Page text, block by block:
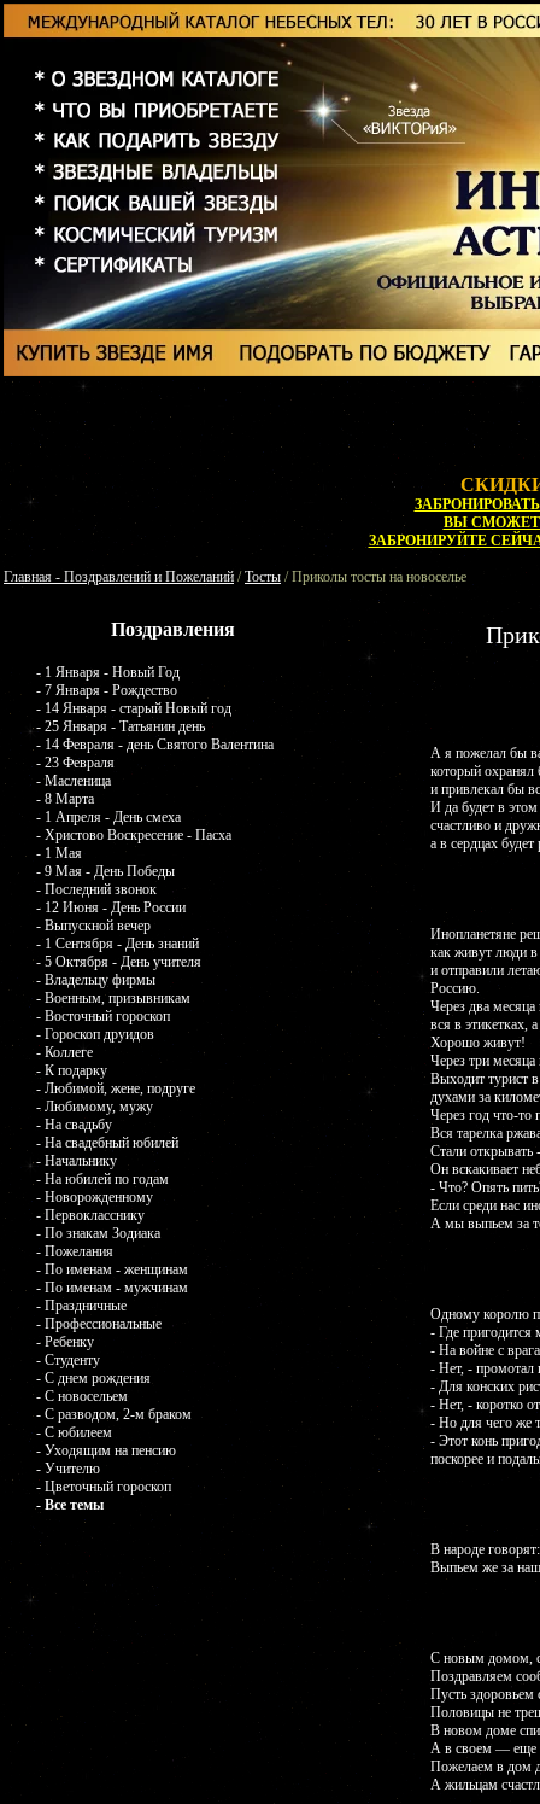
ВЫ
ЗАБРОНИРУЙТЕ
Главная - Поздравлений и Пожеланий /Тосты / Приколы тосты на новоселье
Поздравления
- 1 Января - Новый Год
- 7 Января - Рождество
- 14 Января - старый Новый год
- 25 Января - Татьянин день
- 14 Февраля - день Святого Валентина
- 23 Февраля
- Масленица
- 8 Марта
- 1 Апреля - День смеха
- Христово Воскресение - Пасха
- 1 Мая
- 9 Мая - День Победы
- Последний звонок
- 12 Июня - День России
- Выпускной вечер
- 1 Сентября - День знаний
- 5 Октября - День учителя
- Владельцу фирмы
- Военным, призывникам
- Восточный гороскоп
- Гороскоп друидов
- Коллеге
- К подарку
- Любимой, жене, подруге
- Любимому, мужу
- На свадьбу
- На свадебный юбилей
- Начальнику
- На юбилей по годам
- Новорожденному
- Первокласснику
- По знакам Зодиака
- Пожелания
- По именам - женщинам
- По именам - мужчинам
- Праздничные
- Профессиональные
- Ребенку
- Студенту
- С днем рождения
- С новосельем
- С разводом, 2-м браком
- С юбилеем
- Уходящим на пенсию
- Учителю
- Цветочный гороскоп
- Все темы
А я пожелал бы
который охранял
и привлекал бы
И да будет в
счастливо и
а в сердцах будет
Инопланетяне
как живут люди в
и отправили
Россию.
Через два
вся в этикетках,
Хорошо живут!
Через три месяца
Выходит турист
духами за
Через год что-то
Вся тарелка
Стали открывать
Он вскакивает
- Что? Опять
Если среди нас
А мы выпьем за
Одному королю
- Где пригодится
- На войне с
- Нет, - промотал
- Для конских
- Нет, - коротко
- Но для чего же
- Этот конь
поскорее и
В народе
Выпьем же за
С новым домом,
Поздравляем
Пусть здоровьем
Половицы не
В новом доме
А в своем — еще
Пожелаем в дом
А жильцам